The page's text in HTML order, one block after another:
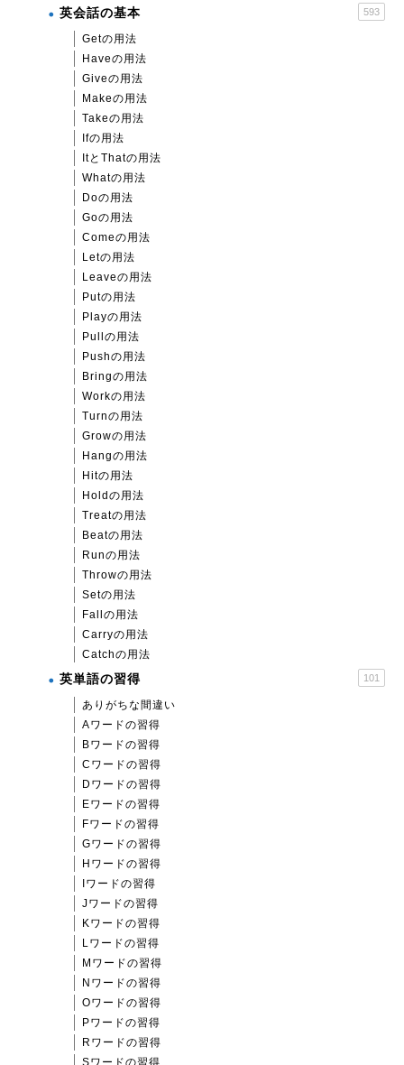
英会話の基本 593
Getの用法
Haveの用法
Giveの用法
Makeの用法
Takeの用法
Ifの用法
ItとThatの用法
Whatの用法
Doの用法
Goの用法
Comeの用法
Letの用法
Leaveの用法
Putの用法
Playの用法
Pullの用法
Pushの用法
Bringの用法
Workの用法
Turnの用法
Growの用法
Hangの用法
Hitの用法
Holdの用法
Treatの用法
Beatの用法
Runの用法
Throwの用法
Setの用法
Fallの用法
Carryの用法
Catchの用法
英単語の習得 101
ありがちな間違い
Aワードの習得
Bワードの習得
Cワードの習得
Dワードの習得
Eワードの習得
Fワードの習得
Gワードの習得
Hワードの習得
Iワードの習得
Jワードの習得
Kワードの習得
Lワードの習得
Mワードの習得
Nワードの習得
Oワードの習得
Pワードの習得
Rワードの習得
Sワードの習得